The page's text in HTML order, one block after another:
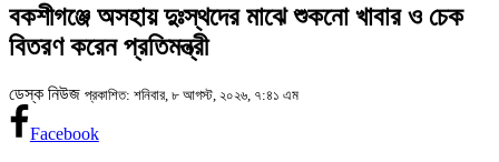
বকশীগঞ্জে অসহায় দুঃস্থদের মাঝে শুকনো খাবার ও চেক
বিতরণ করেন প্রতিমন্ত্রী
ডেস্ক নিউজ প্রকাশিত: শনিবার, ৮ আগস্ট, ২০২৬, ৭:৪১ এম
Facebook